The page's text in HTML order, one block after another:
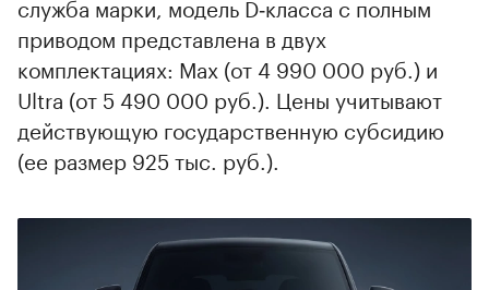
служба марки, модель D‑класса с полным
приводом представлена в двух
комплектациях: Max (от 4 990 000 руб.) и
Ultra (от 5 490 000 руб.). Цены учитывают
действующую государственную субсидию
(ее размер 925 тыс. руб.).